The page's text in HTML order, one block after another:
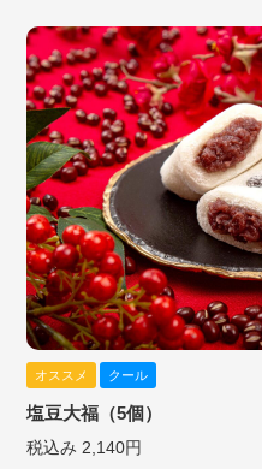
オススメ クール
塩豆大福（5個）
税込み 2,140円